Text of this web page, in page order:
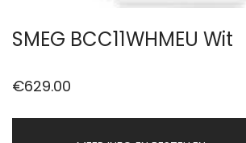
SMEG BCC11WHMEU Wit
€629.00